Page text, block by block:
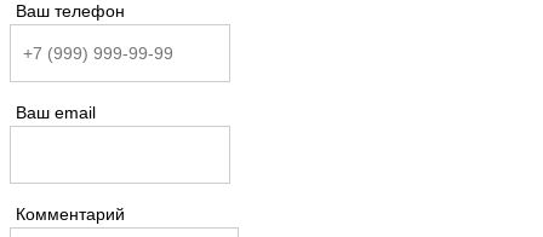
Ваш телефон
Ваш email
Комментарий